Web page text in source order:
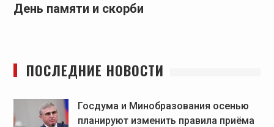
День памяти и скорби
ПОСЛЕДНИЕ НОВОСТИ
Госдума и Минобразования осенью
планируют изменить правила приёма